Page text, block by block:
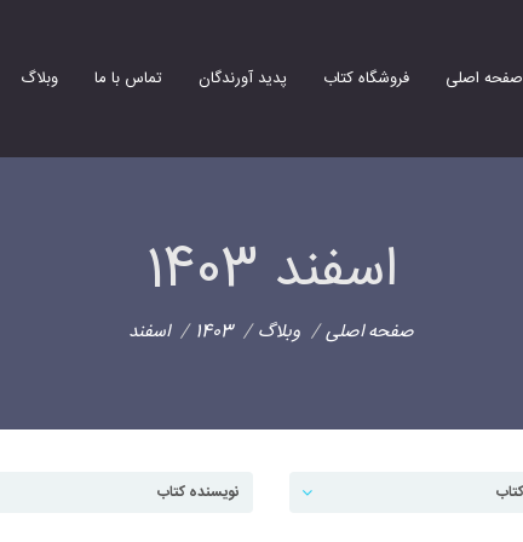
صفحه اصلی فروشگاه کتاب پدید آورندگان تماس با ما وبلاگ
اسفند 1403
صفحه اصلی وبلاگ 1403 اسفند